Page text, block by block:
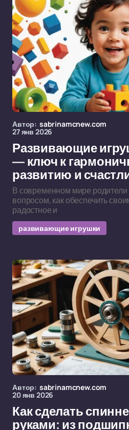
Автор: sabrinamcnew.com
27 янв 2026
Развивающие
— ключ к
развитию и
В современном мире
вопросом, как обеспечить
радостное и
развивающие игрушки
Автор: sabrinamcnew.com
20 янв 2026
Как сделать
руками: из